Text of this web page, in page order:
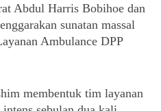
Abdul Harris Bobihoe dan
sunatan massal
Ambulance DPP
membentuk tim layanan